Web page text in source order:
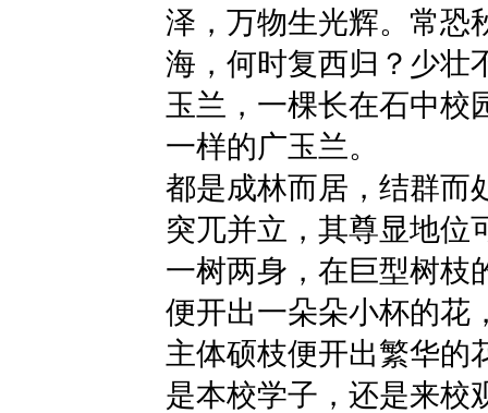
泽，万物生光辉。常恐
海，何时复西归？少壮
玉兰，一棵长在石中校
一样的广玉兰。
都是成林而居，结群而
突兀并立，其尊显地位
一树两身，在巨型树枝
便开出一朵朵小杯的花
主体硕枝便开出繁华的
是本校学子，还是来校